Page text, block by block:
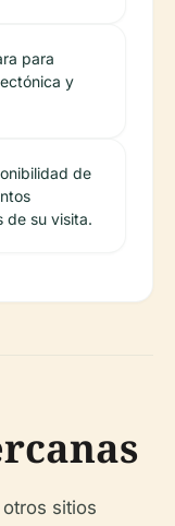
para
y
de
de su visita.
sitios